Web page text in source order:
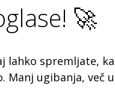
🚀
spremljate,
ugibanja, več